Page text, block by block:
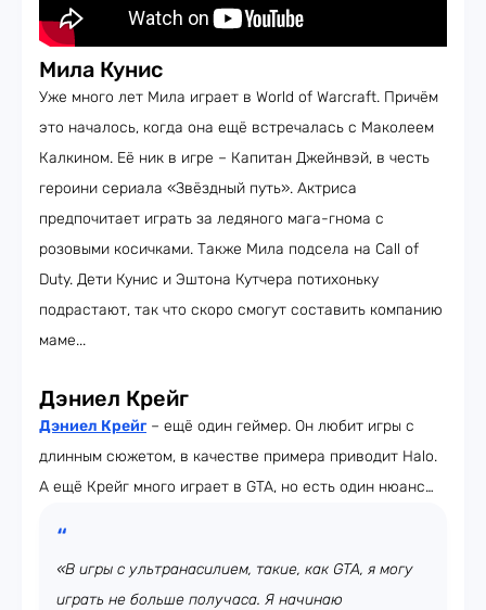
Мила Кунис
Уже много лет Мила играет в World of Warcraft. Причём
это началось, когда она ещё встречалась с Маколеем
Калкином. Её ник в игре – Капитан Джейнвэй, в честь
героини сериала «Звёздный путь». Актриса
предпочитает играть за ледяного мага-гнома с
розовыми косичками. Также Мила подсела на Call of
Duty. Дети Кунис и Эштона Кутчера потихоньку
подрастают, так что скоро смогут составить компанию
маме...
Дэниел Крейг
Дэниел Крейг– ещё один геймер. Он любит игры с
длинным сюжетом, в качестве примера приводит Halo.
А ещё Крейг много играет в GTA, но есть один нюанс…
«В игры с ультранасилием, такие, как GTA, я могу
играть не больше получаса. Я начинаю